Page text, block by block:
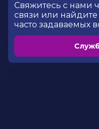
Cвяжитесь с нами
связи или
часто задаваемых